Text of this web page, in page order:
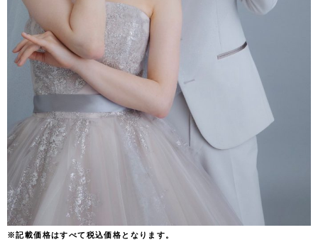
※記載価格はすべて税込価格となります。